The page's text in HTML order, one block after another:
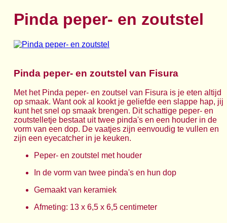
Pinda peper- en zoutstel
Pinda peper- en zoutstel van Fisura
Met het Pinda peper- en zoutsel van Fisura is je eten altijd
op smaak. Want ook al kookt je geliefde een slappe hap, jij
kunt het snel op smaak brengen. Dit schattige peper- en
zoutstelletje bestaat uit twee pinda's en een houder in de
vorm van een dop. De vaatjes zijn eenvoudig te vullen en
zijn een eyecatcher in je keuken.
Peper- en zoutstel met houder
In de vorm van twee pinda's en hun dop
Gemaakt van keramiek
Afmeting: 13 x 6,5 x 6,5 centimeter